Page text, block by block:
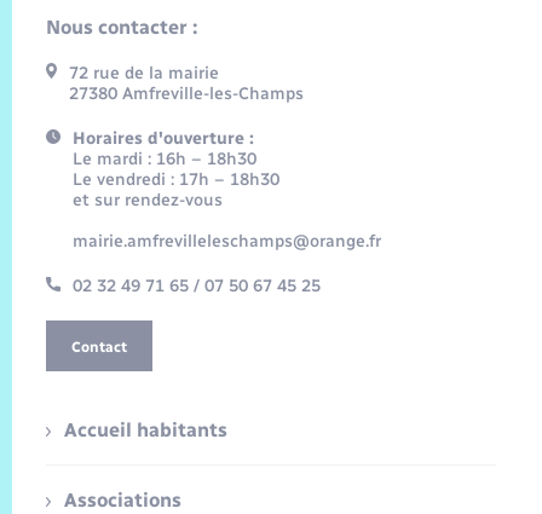
Nous contacter :
72 rue de la mairie
27380 Amfreville-les-Champs
Horaires d'ouverture :
Le mardi : 16h – 18h30
Le vendredi : 17h – 18h30
et sur rendez-vous
mairie.amfrevilleleschamps@orange.fr
02 32 49 71 65 / 07 50 67 45 25
Contact
Accueil habitants
Associations